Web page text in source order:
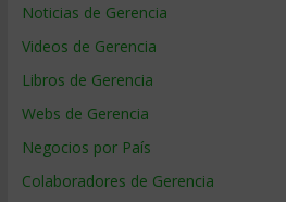
Noticias de Gerencia
Videos de Gerencia
Libros de Gerencia
Webs de Gerencia
Negocios por País
Colaboradores de Gerencia